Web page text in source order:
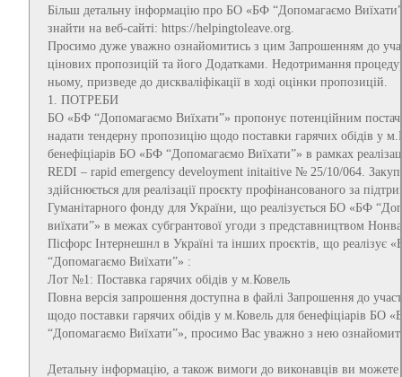
Більш детальну інформацію про БО «БФ “Допомагаємо
знайти на веб-сайті: https://helpingtoleave.org.
Просимо дуже уважно ознайомитись з цим Запрошенням до
цінових пропозицій та його Додатками. Недотримання
ньому, призведе до дискваліфікації в ході оцінки пропозицій.
1. ПОТРЕБИ
БО «БФ “Допомагаємо Виїхати”» пропонує потенційним
надати тендерну пропозицію щодо поставки гарячих обідів у
бенефіціарів БО «БФ “Допомагаємо Виїхати”» в рамках
REDI – rapid emergency develoyment initaitive № 25/10/064.
здійснюється для реалізації проєкту профінансованого за
Гуманітарного фонду для України, що реалізується БО «БФ
виїхати”» в межах субгрантової угоди з представництвом
Пісфорс Інтернешнл в Україні та інших проєктів, що реалізує
“Допомагаємо Виїхати”» :
Лот №1: Поставка гарячих обідів у м.Ковель
Повна версія запрошення доступна в файлі Запрошення до
щодо поставки гарячих обідів у м.Ковель для бенефіціарів БО
“Допомагаємо Виїхати”», просимо Вас уважно з нею
Детальну інформацію, а також вимоги до виконавців ви можете